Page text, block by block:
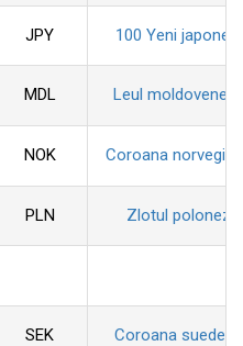
JPY 100 Yeni japonezi
MDL Leul
NOK Coroana
PLN Zlotul polonez
SEK Coroana suedeza